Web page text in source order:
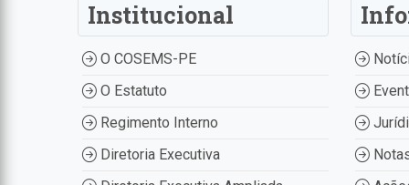
Institucional
O COSEMS-PE
O Estatuto
Regimento Interno
Diretoria Executiva